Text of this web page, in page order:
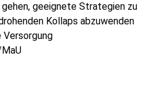
gehen, geeignete Strategien zu
Kollaps abzuwenden
Versorgung